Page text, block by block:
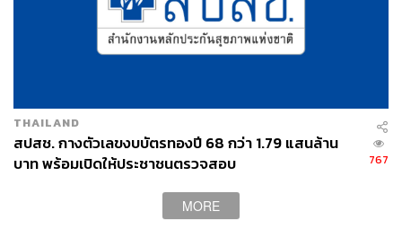
THAILAND
สปสช. กางตัวเลขงบบัตรทองปี 68 กว่า 1.79 แสนล้าน
บาท พร้อมเปิดให้ประชาชนตรวจสอบ
767
MORE